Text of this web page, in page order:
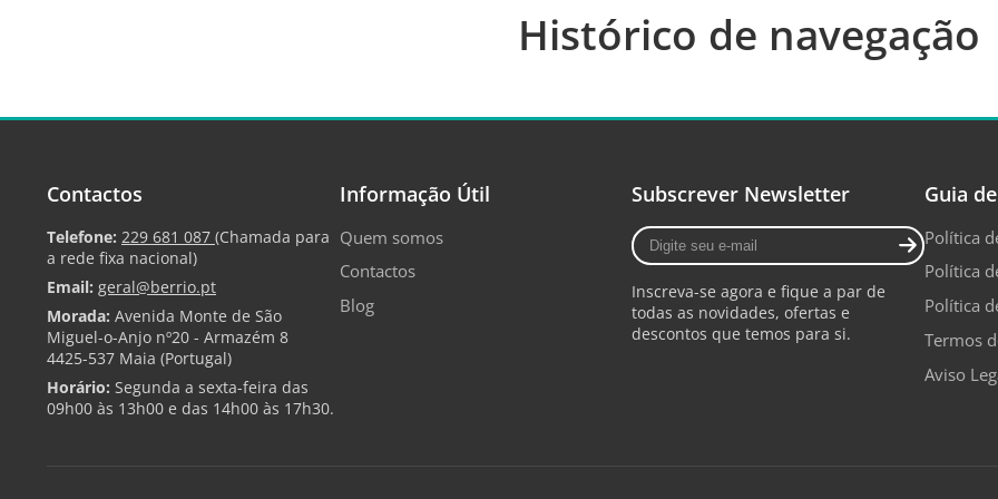
alterados de
água, nível de
Documentos
Ficha
B Mistolin
Histórico de navegação
Contactos
Telefone: 229 681 087 (Chamada para
a rede fixa nacional)
Email: geral@berrio.pt
Morada: Avenida Monte de São
Miguel-o-Anjo nº20 - Armazém 8
4425-537 Maia (Portugal)
Horário: Segunda a sexta-feira das
09h00 às 13h00 e das 14h00 às 17h30.
Informação Útil
Quem somos
Contactos
Blog
Subscrever Newsletter
Digite
seu
mail
Inscreva-se agora e fique a par de
todas as novidades, ofertas e
descontos que temos para si.
Guia
Política
Política
Política
Termos
Aviso